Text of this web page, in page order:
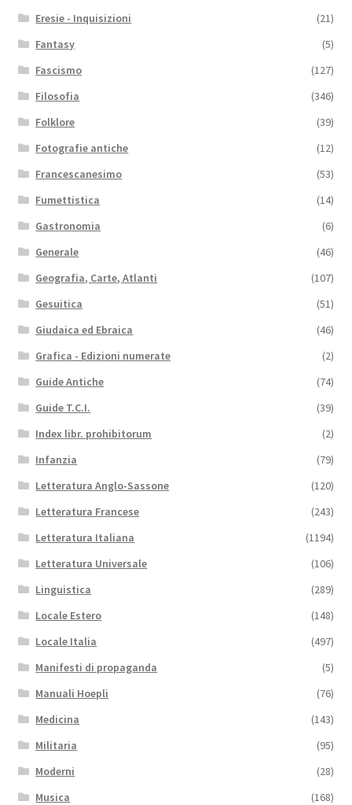
Eresie - Inquisizioni
(21)
Fantasy
(5)
Fascismo
(127)
Filosofia
(346)
Folklore
(39)
Fotografie antiche
(12)
Francescanesimo
(53)
Fumettistica
(14)
Gastronomia
(6)
Generale
(46)
Geografia, Carte, Atlanti
(107)
Gesuitica
(51)
Giudaica ed Ebraica
(46)
Grafica - Edizioni numerate
(2)
Guide Antiche
(74)
Guide T.C.I.
(39)
Index libr. prohibitorum
(2)
Infanzia
(79)
Letteratura Anglo-Sassone
(120)
Letteratura Francese
(243)
Letteratura Italiana
(1194)
Letteratura Universale
(106)
Linguistica
(289)
Locale Estero
(148)
Locale Italia
(497)
Manifesti di propaganda
(5)
Manuali Hoepli
(76)
Medicina
(143)
Militaria
(95)
Moderni
(28)
Musica
(168)